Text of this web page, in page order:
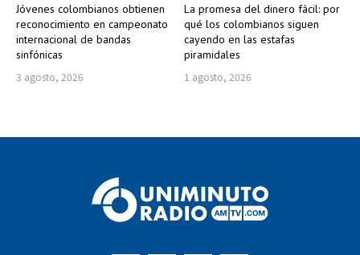
Jóvenes colombianos obtienen
reconocimiento en campeonato
internacional de bandas
sinfónicas
3 agosto, 2026
La promesa del dinero fácil: por
qué los colombianos siguen
cayendo en las estafas
piramidales
1 agosto, 2026